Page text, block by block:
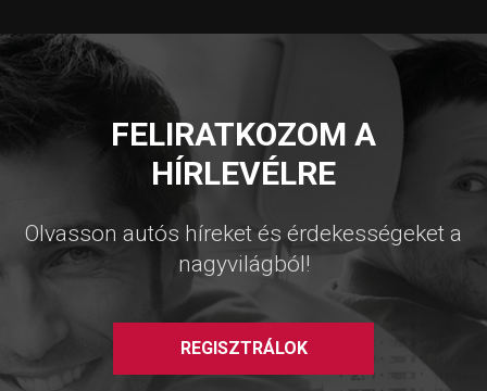
FELIRATKOZOM A
HÍRLEVÉLRE
Olvasson autós híreket és érdekességeket a
nagyvilágból!
REGISZTRÁLOK